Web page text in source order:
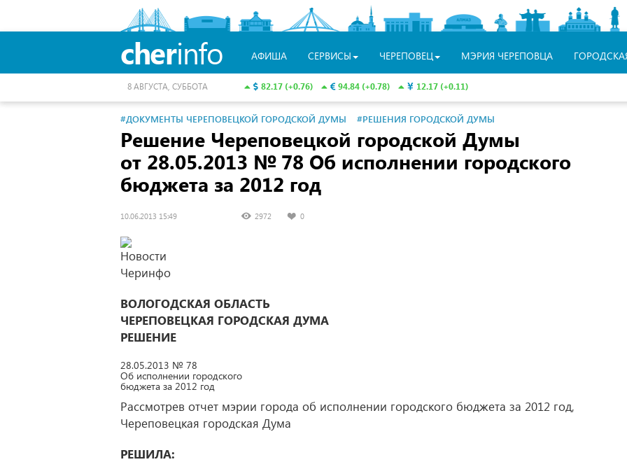
cherinfo АФИША СЕРВИСЫ ЧЕРЕПОВЕЦ МЭРИЯ ЧЕРЕПОВЦА
82.17 (+0.76) 94.84 (+0.78) 12.17 (+0.11)
8 АВГУСТА, СУББОТА
#ДОКУМЕНТЫ ЧЕРЕПОВЕЦКОЙ ГОРОДСКОЙ ДУМЫ #РЕШЕНИЯ ГОРОДСКОЙ ДУМЫ
Решение Череповецкой городской Думы
от 28.05.2013 № 78 Об исполнении городского
бюджета за 2012 год
10.06.2013 15:49 2972 0
ВОЛОГОДСКАЯ ОБЛАСТЬ
ЧЕРЕПОВЕЦКАЯ ГОРОДСКАЯ ДУМА
РЕШЕНИЕ
28.05.2013 № 78
Об исполнении городского
бюджета за 2012 год
Рассмотрев отчет мэрии города об исполнении городского бюджета за 2012 год,
Череповецкая городская Дума
РЕШИЛА: